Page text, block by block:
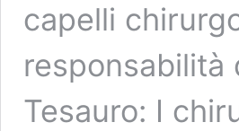
capelli
responsabilità
Tesauro: I